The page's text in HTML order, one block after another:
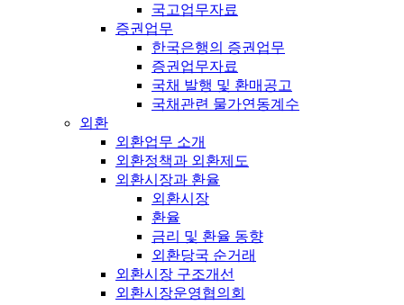
국고업무자료
증권업무
한국은행의 증권업무
증권업무자료
국채 발행 및 환매공고
국채관련 물가연동계수
외환
외환업무 소개
외환정책과 외환제도
외환시장과 환율
외환시장
환율
금리 및 환율 동향
외환당국 순거래
외환시장 구조개선
외환시장운영협의회